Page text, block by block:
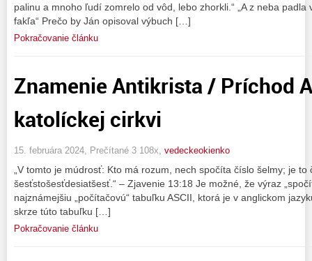
palinu a mnoho ľudí zomrelo od vôd, lebo zhorkli.“ „A z neba
fakľa“ Prečo by Ján opisoval výbuch […]
Pokračovanie článku
Znamenie Antikrista / Príchod
katolíckej cirkvi
15. februára 2024, Prečítané 3 108x, vedeckeokienko
„V tomto je múdrosť: Kto má rozum, nech spočíta číslo šelmy; je
šesťstošesťdesiatšesť.“ – Zjavenie 13:18 Je možné, že výraz
najznámejšiu „počítačovú“ tabuľku ASCII, ktorá je v anglickom
skrze túto tabuľku […]
Pokračovanie článku